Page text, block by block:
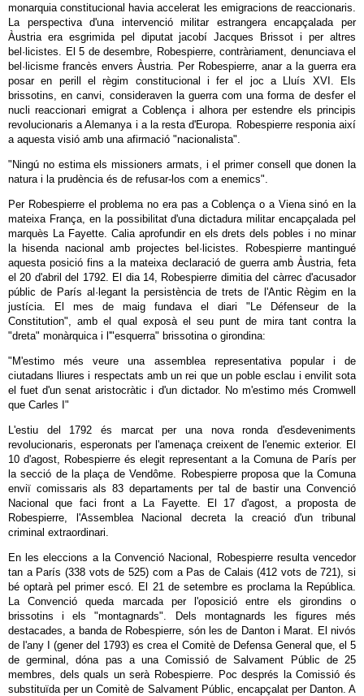
monarquia constitucional havia accelerat les emigracions de reaccionaris.
La perspectiva d'una intervenció militar estrangera encapçalada per
Àustria era esgrimida pel diputat jacobí Jacques Brissot i per altres
bel·licistes. El 5 de desembre, Robespierre, contràriament, denunciava el
bel·licisme francès envers Àustria. Per Robespierre, anar a la guerra era
posar en perill el règim constitucional i fer el joc a Lluís XVI. Els
brissotins, en canvi, consideraven la guerra com una forma de desfer el
nucli reaccionari emigrat a Coblença i alhora per estendre els principis
revolucionaris a Alemanya i a la resta d'Europa. Robespierre responia així
a aquesta visió amb una afirmació "nacionalista".
"Ningú no estima els missioners armats, i el primer consell que donen la
natura i la prudència és de refusar-los com a enemics".
Per Robespierre el problema no era pas a Coblença o a Viena sinó en la
mateixa França, en la possibilitat d'una dictadura militar encapçalada pel
marquès La Fayette. Calia aprofundir en els drets dels pobles i no minar
la hisenda nacional amb projectes bel·licistes. Robespierre mantingué
aquesta posició fins a la mateixa declaració de guerra amb Àustria, feta
el 20 d'abril del 1792. El dia 14, Robespierre dimitia del càrrec d'acusador
públic de París al·legant la persistència de trets de l'Antic Règim en la
justícia. El mes de maig fundava el diari "Le Défenseur de la
Constitution", amb el qual exposà el seu punt de mira tant contra la
"dreta" monàrquica i l'"esquerra" brissotina o girondina:
"M'estimo més veure una assemblea representativa popular i de
ciutadans lliures i respectats amb un rei que un poble esclau i envilit sota
el fuet d'un senat aristocràtic i d'un dictador. No m'estimo més Cromwell
que Carles I"
L'estiu del 1792 és marcat per una nova ronda d'esdeveniments
revolucionaris, esperonats per l'amenaça creixent de l'enemic exterior. El
10 d'agost, Robespierre és elegit representant a la Comuna de París per
la secció de la plaça de Vendôme. Robespierre proposa que la Comuna
enviï comissaris als 83 departaments per tal de bastir una Convenció
Nacional que faci front a La Fayette. El 17 d'agost, a proposta de
Robespierre, l'Assemblea Nacional decreta la creació d'un tribunal
criminal extraordinari.
En les eleccions a la Convenció Nacional, Robespierre resulta vencedor
tan a París (338 vots de 525) com a Pas de Calais (412 vots de 721), si
bé optarà pel primer escó. El 21 de setembre es proclama la República.
La Convenció queda marcada per l'oposició entre els girondins o
brissotins i els "montagnards". Dels montagnards les figures més
destacades, a banda de Robespierre, són les de Danton i Marat. El nivós
de l'any I (gener del 1793) es crea el Comitè de Defensa General que, el 5
de germinal, dóna pas a una Comissió de Salvament Públic de 25
membres, dels quals un serà Robespierre. Poc després la Comissió és
substituïda per un Comitè de Salvament Públic, encapçalat per Danton. A